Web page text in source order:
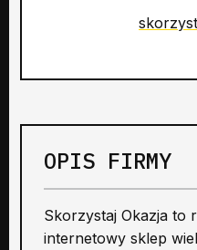
OPIS FIRMY
Skorzystaj Okazja to
internetowy sklep